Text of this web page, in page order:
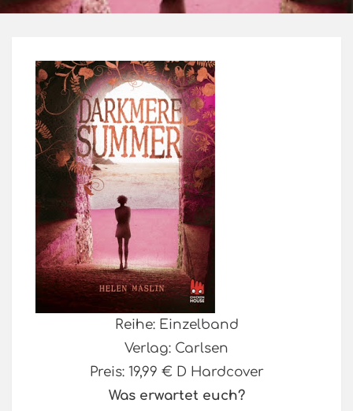
Reihe: Einzelband
Verlag: Carlsen
Preis: 19,99 € D Hardcover
Was erwartet euch?